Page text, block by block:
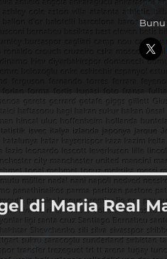
Bunu
di Maria Real